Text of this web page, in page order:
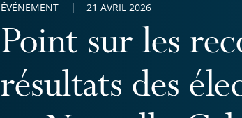
Point sur les
résultats des
ÉVÉNEMENT 21 AVRIL 2026